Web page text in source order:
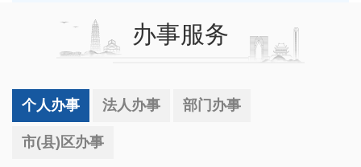
办事服务
个人办事 法人办事 部门办事
市(县)区办事